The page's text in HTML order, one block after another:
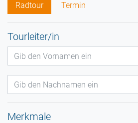
Radtour Termin
Tourleiter/in
Merkmale